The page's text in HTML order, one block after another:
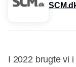
I 2022 brugte vi